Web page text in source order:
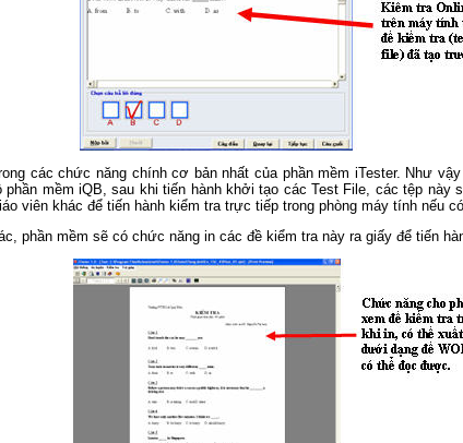
các chức năng chính cơ bản nhất của phần mềm iTester. Như
phần mềm iQB, sau khi tiến hành khởi tạo các Test File, các tệp này
viên khác để tiến hành kiểm tra trực tiếp trong phòng máy tính nếu
phần mềm sẽ có chức năng in các đề kiểm tra này ra giấy để tiến